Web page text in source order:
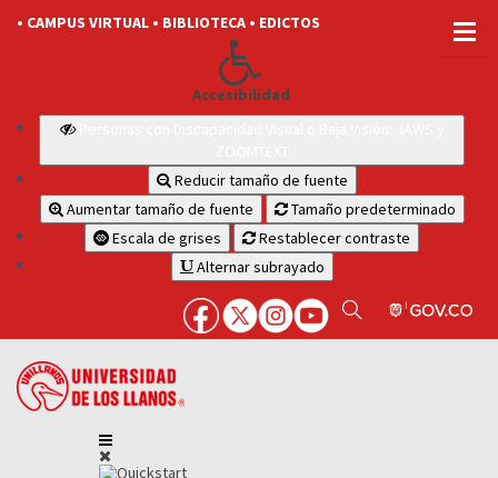
• CAMPUS VIRTUAL • BIBLIOTECA • EDICTOS
Accesibilidad
Reducir tamaño de fuente
Aumentar tamaño de fuente
Tamaño predeterminado
Escala de grises
Restablecer contraste
Alternar subrayado